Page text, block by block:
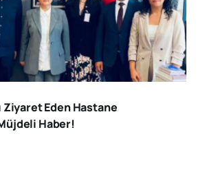
Ziyaret Eden Hastane
Haber!